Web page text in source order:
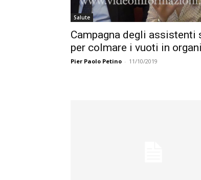
Salute
Campagna degli assistenti
per colmare i vuoti in
Pier Paolo Petino - 11/10/2019